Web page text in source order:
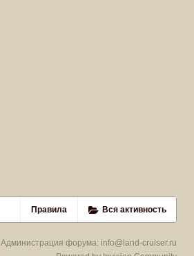
Правила Вся активность
Администрация форума: info@land-cruiser.ru